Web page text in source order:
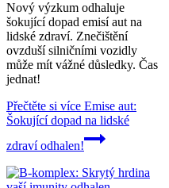
Nový výzkum odhaluje
šokující dopad emisí aut na
lidské zdraví. Znečištění
ovzduší silničními vozidly
může mít vážné důsledky. Čas
jednat!
Přečtěte si více Emise aut:
Šokující dopad na lidské
zdraví odhalen!